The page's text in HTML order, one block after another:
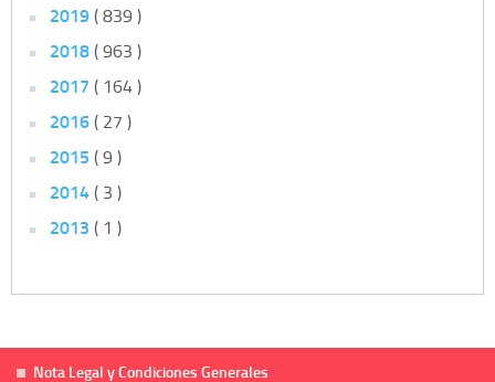
2019( 839 )
2018( 963 )
2017 ( 164 )
2016( 27 )
2015 ( 9 )
2014( 3 )
2013 ( 1 )
Nota Legal y Condiciones Generales